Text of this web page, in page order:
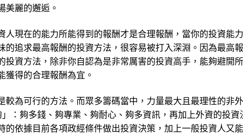
美麗的邂逅。
人現在的能力所能得到的報酬才是合理報酬，當你的投資能
追求最高報酬的投資方法，很容易被打入深淵。因為最高
投資方法，除非你自認為是非常厲害的投資高手，能夠避開
獲得的合理報酬為宜。
為可行的方法。而眾多籌碼當中，力量最大且最理性的非
：夠多錢、夠專業、夠耐心、夠多資訊，再加上外資的投資
的依據目前各項政經條件做出投資決策，加上一般投資人又